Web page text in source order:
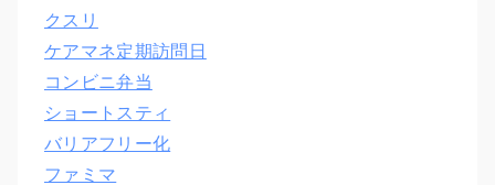
クスリ
ケアマネ定期訪問日
コンビニ弁当
ショートスティ
バリアフリー化
ファミマ